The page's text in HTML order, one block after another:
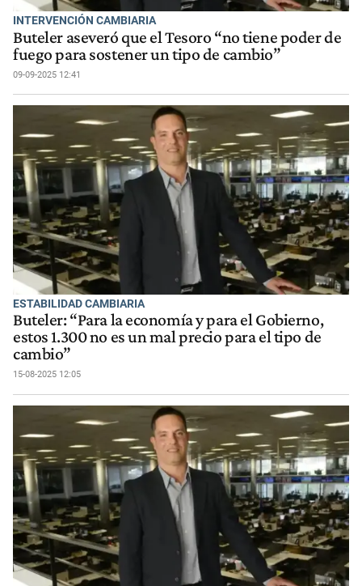
INTERVENCIÓN CAMBIARIA
Buteler aseveró que el Tesoro “no tiene poder de
fuego para sostener un tipo de cambio”
09-09-2025 12:41
ESTABILIDAD CAMBIARIA
Buteler: “Para la economía y para el Gobierno,
estos 1.300 no es un mal precio para el tipo de
cambio”
15-08-2025 12:05